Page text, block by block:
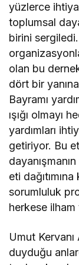
yüzlerce
toplumsal
birini
olan bu
dört bir
Bayramı
ışığı olmayı
yardımları
getiriyor. Bu
eti
sorumluluk
herkese ilham
Umut
duyduğu